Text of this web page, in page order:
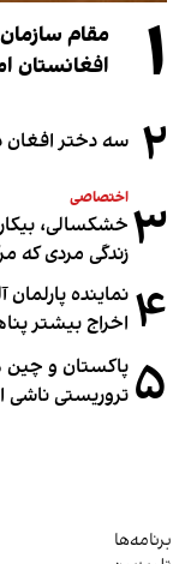
۱
مقام
افغانستان
۲ سه دختر افغان
۳ اختصاصی
خشکسالی،
زندگی مردی که
۴ نماینده
اخراج بیشتر
۵ پاکستان و چین
تروریستی ناشی
برنامه‌ها